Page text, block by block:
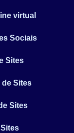
virtual
Sociais
Sites
de Sites
Sites